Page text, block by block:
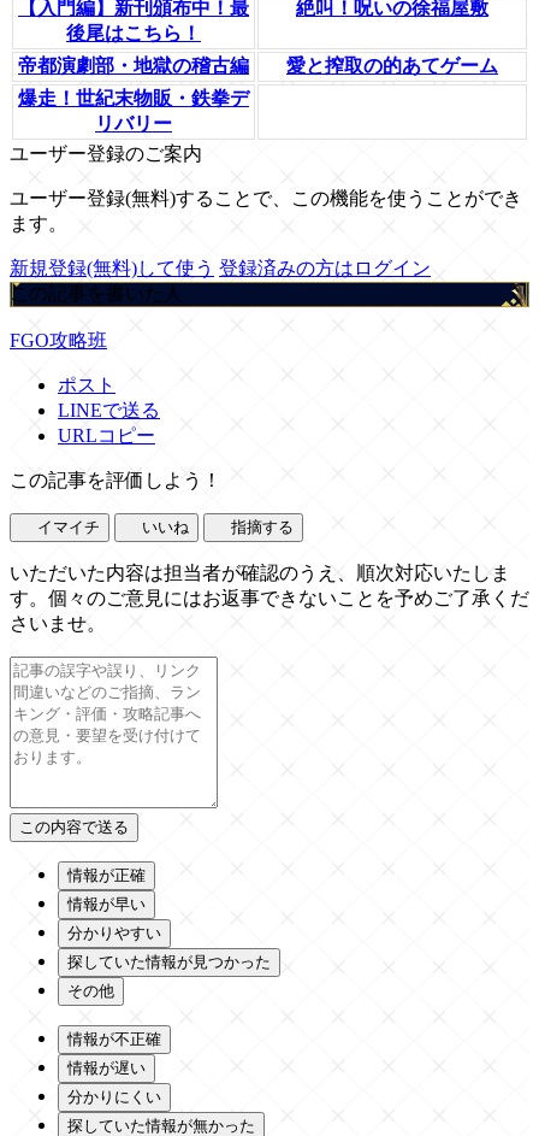
【入門編】新刊頒布中！最
後尾はこちら！
絶叫！呪いの徐福屋敷
帝都演劇部・地獄の稽古編
愛と搾取の的あてゲーム
爆走！世紀末物販・鉄拳デ
リバリー
ユーザー登録のご案内
ユーザー登録(無料)することで、この機能を使うことができ
ます。
新規登録(無料)して使う 登録済みの方はログイン
この記事を書いた人
FGO攻略班
ポスト
LINEで送る
URLコピー
この記事を評価しよう！
イマイチ いいね 指摘する
いただいた内容は担当者が確認のうえ、順次対応いたしま
す。個々のご意見にはお返事できないことを予めご了承くだ
さいませ。
情報が正確
情報が早い
分かりやすい
探していた情報が見つかった
その他
情報が不正確
情報が遅い
分かりにくい
探していた情報が無かった